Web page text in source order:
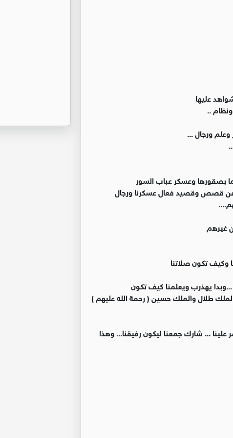
عليها
..
ورجال ...
بصقورها وعسكر عباب السور
عن قصص وقصيد فعال عسكرنا ورجال
غيرهم
وكيف تكون صلاتنا
يهذرب ويعلمنا كيف تكون
طلال والملك حسين ( رحمة الله عليهم )
علينا ... شارك جمعنا ليكون رفيقنا... وهذا